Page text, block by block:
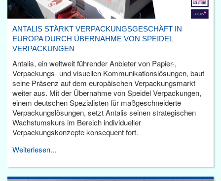
ANTALIS STÄRKT VERPACKUNGSGESCHÄFT IN
EUROPA DURCH ÜBERNAHME VON SPEIDEL
VERPACKUNGEN
Antalis, ein weltweit führender Anbieter von Papier-,
Verpackungs- und visuellen Kommunikationslösungen, baut
seine Präsenz auf dem europäischen Verpackungsmarkt
weiter aus. Mit der Übernahme von Speidel Verpackungen,
einem deutschen Spezialisten für maßgeschneiderte
Verpackungslösungen, setzt Antalis seinen strategischen
Wachstumskurs im Bereich individueller
Verpackungskonzepte konsequent fort.
Weiterlesen...